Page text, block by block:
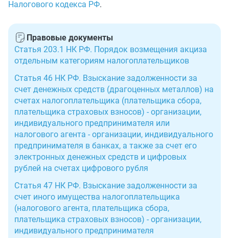
Налогового кодекса РФ.
Правовые документы
Статья 203.1 НК РФ. Порядок возмещения акциза
отдельным категориям налогоплательщиков
Статья 46 НК РФ. Взыскание задолженности за
счет денежных средств (драгоценных металлов) на
счетах налогоплательщика (плательщика сбора,
плательщика страховых взносов) - организации,
индивидуального предпринимателя или
налогового агента - организации, индивидуального
предпринимателя в банках, а также за счет его
электронных денежных средств и цифровых
рублей на счетах цифрового рубля
Статья 47 НК РФ. Взыскание задолженности за
счет иного имущества налогоплательщика
(налогового агента, плательщика сбора,
плательщика страховых взносов) - организации,
индивидуального предпринимателя